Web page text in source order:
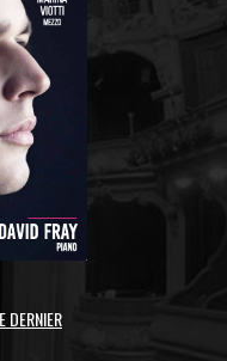
DERNIER